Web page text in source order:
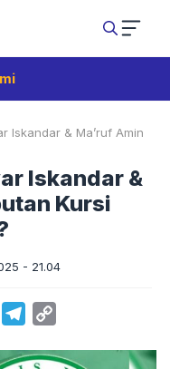
Iskandar & Ma’ruf Amin
Iskandar &
Kursi
- 21.04
Telegram